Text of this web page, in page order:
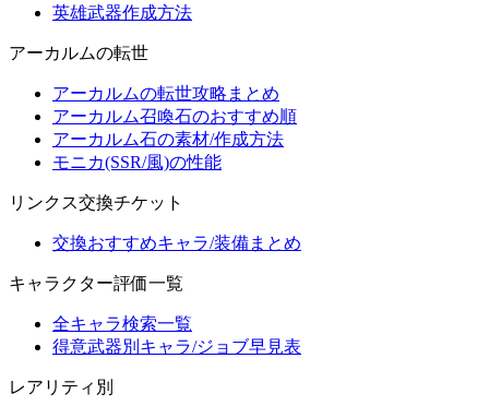
英雄武器作成方法
アーカルムの転世
アーカルムの転世攻略まとめ
アーカルム召喚石のおすすめ順
アーカルム石の素材/作成方法
モニカ(SSR/風)の性能
リンクス交換チケット
交換おすすめキャラ/装備まとめ
キャラクター評価一覧
全キャラ検索一覧
得意武器別キャラ/ジョブ早見表
レアリティ別